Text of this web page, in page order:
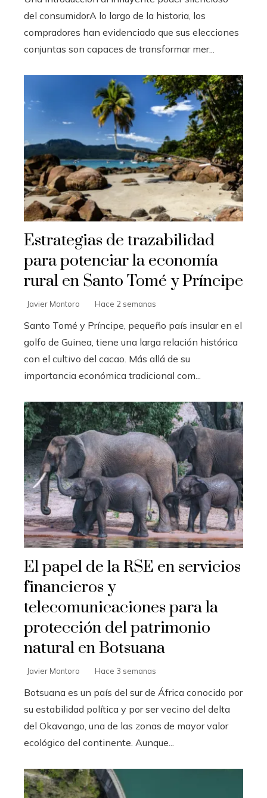
del consumidorA lo largo de la historia, los
compradores han evidenciado que sus elecciones
conjuntas son capaces de transformar mer...
Estrategias de trazabilidad
para potenciar la economía
rural en Santo Tomé y Príncipe
Javier Montoro Hace 2 semanas
Santo Tomé y Príncipe, pequeño país insular en el
golfo de Guinea, tiene una larga relación histórica
con el cultivo del cacao. Más allá de su
importancia económica tradicional com...
El papel de la RSE en servicios
financieros y
telecomunicaciones para la
protección del patrimonio
natural en Botsuana
Javier Montoro Hace 3 semanas
Botsuana es un país del sur de África conocido por
su estabilidad política y por ser vecino del delta
del Okavango, una de las zonas de mayor valor
ecológico del continente. Aunque...